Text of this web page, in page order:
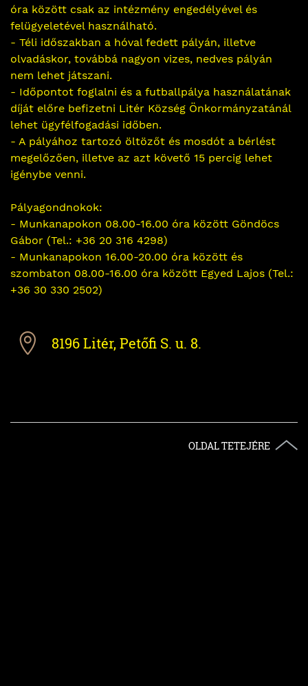
óra között csak az intézmény engedélyével és
felügyeletével használható.
- Téli időszakban a hóval fedett pályán, illetve
olvadáskor, továbbá nagyon vizes, nedves pályán
nem lehet játszani.
- Időpontot foglalni és a futballpálya használatának
díját előre befizetni Litér Község Önkormányzatánál
lehet ügyfélfogadási időben.
- A pályához tartozó öltözőt és mosdót a bérlést
megelőzően, illetve az azt követő 15 percig lehet
igénybe venni.
Pályagondnokok:
- Munkanapokon 08.00-16.00 óra között Göndöcs
Gábor (Tel.: +36 20 316 4298)
- Munkanapokon 16.00-20.00 óra között és
szombaton 08.00-16.00 óra között Egyed Lajos (Tel.:
+36 30 330 2502)
8196 Litér, Petőfi S. u. 8.
OLDAL TETEJÉRE